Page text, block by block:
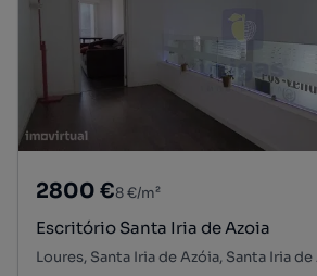
2800 €8 €/m²
Escritório Santa Iria de Azoia